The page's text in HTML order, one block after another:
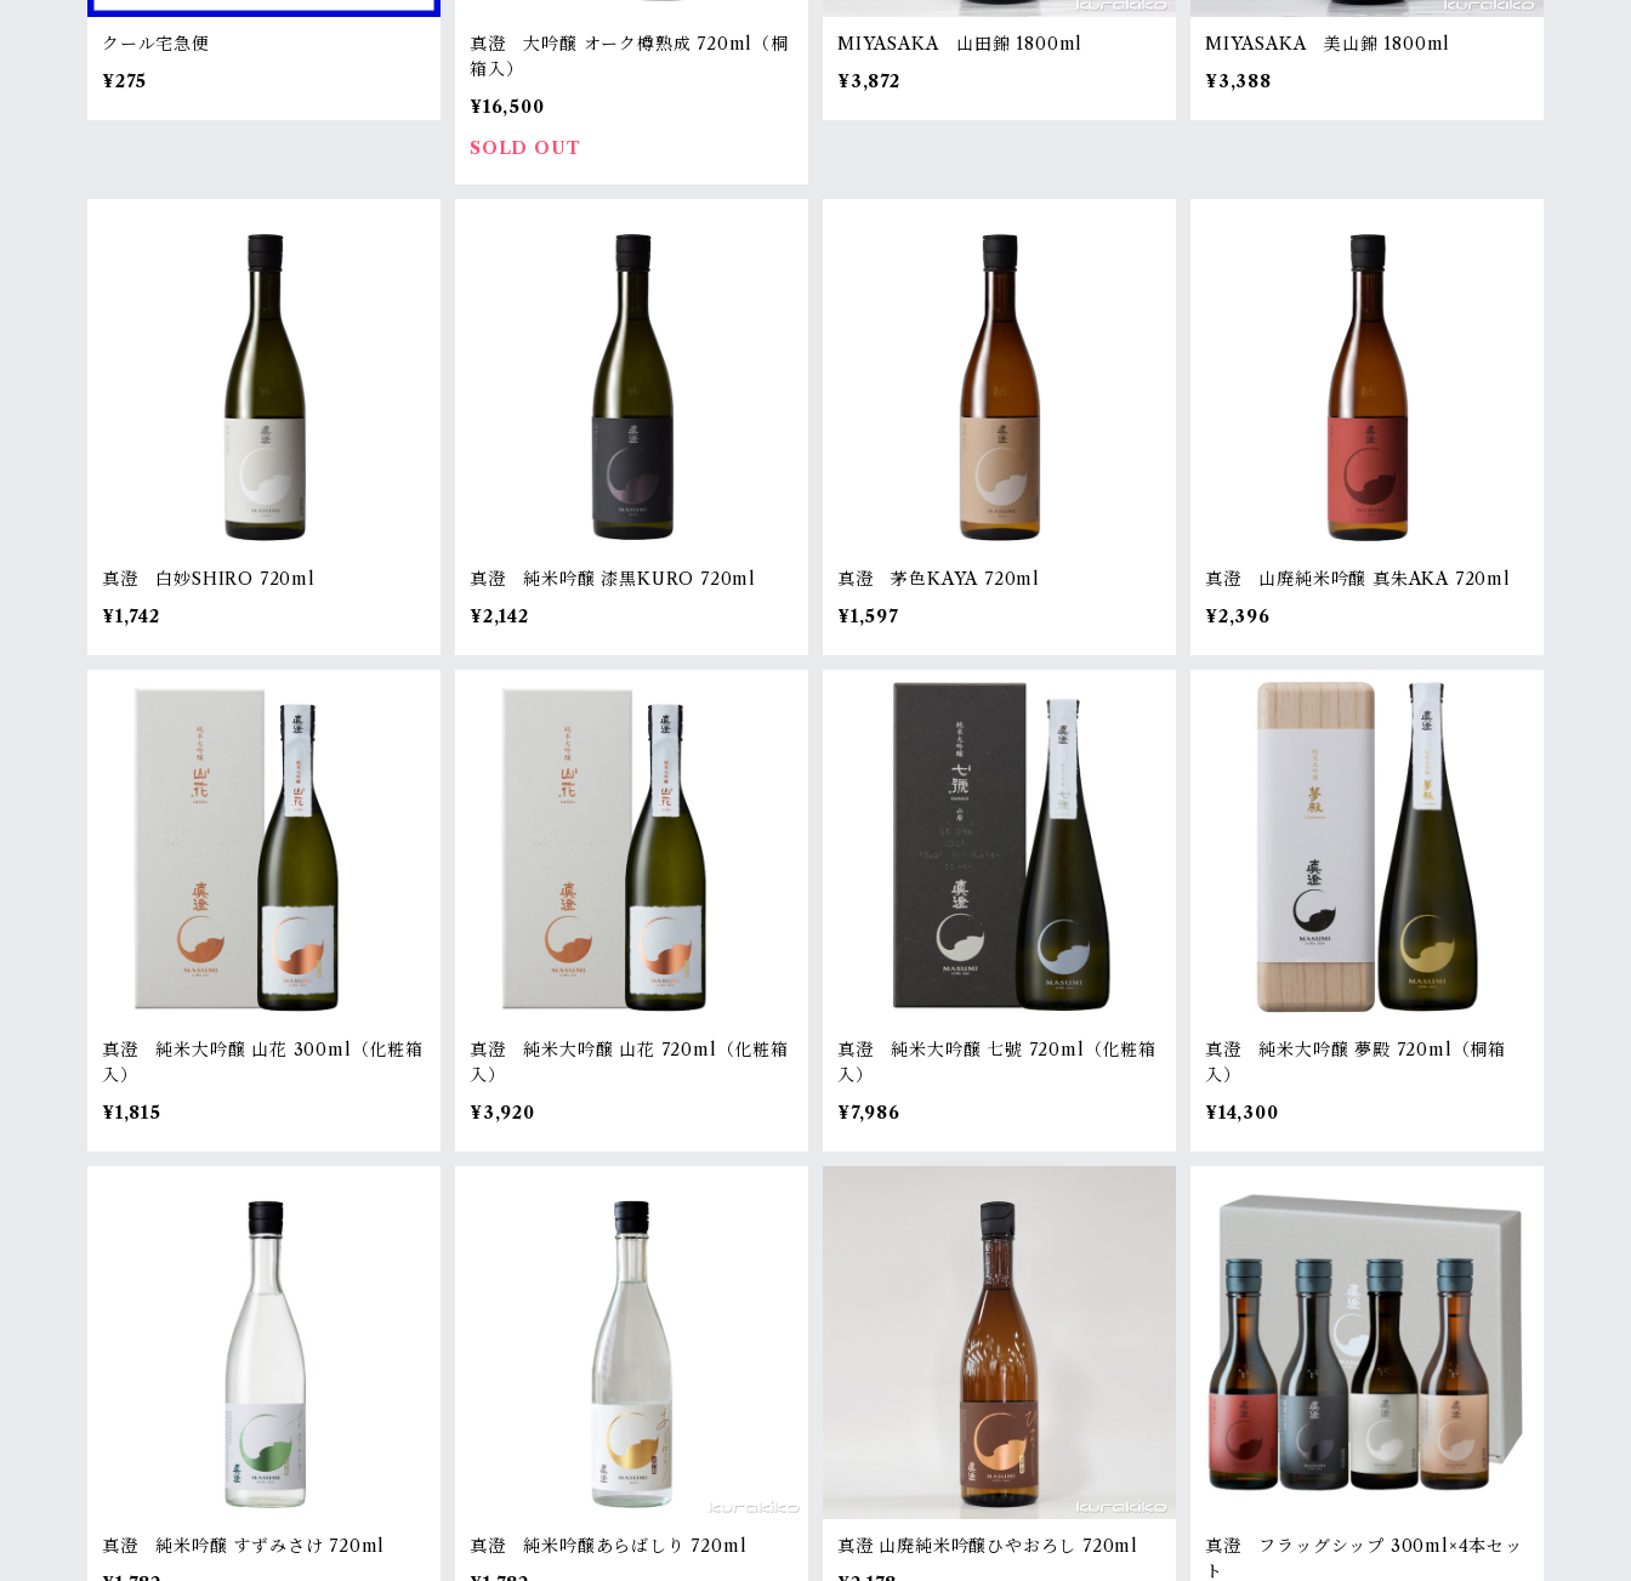
クール宅急便
¥275
真澄 大吟醸 オーク樽熟成 720ml（桐
箱入）
¥16,500
SOLD OUT
MIYASAKA 山田錦 1800ml
¥3,872
MIYASAKA 美山錦 1800ml
¥3,388
真澄 白妙SHIRO 720ml
¥1,742
真澄 純米吟醸 漆黒KURO 720ml
¥2,142
真澄 茅色KAYA 720ml
¥1,597
真澄 山廃純米吟醸 真朱AKA 720ml
¥2,396
真澄 純米大吟醸 山花 300ml（化粧箱
入）
¥1,815
真澄 純米大吟醸 山花 720ml（化粧箱
入）
¥3,920
真澄 純米大吟醸 七號 720ml（化粧箱
入）
¥7,986
真澄 純米大吟醸 夢殿 720ml（桐箱
入）
¥14,300
真澄 純米吟醸 すずみさけ 720ml
真澄 純米吟醸あらばしり 720ml
真澄 山廃純米吟醸ひやおろし 720ml
真澄 フラッグシップ 300ml×4本セッ
ト